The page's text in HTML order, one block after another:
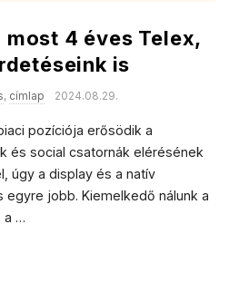
most 4 éves Telex,
is
, címlap 2024.08.29.
pozíciója erősödik a
és social csatornák elérésének
úgy a display és a natív
jobb. Kiemelkedő nálunk a
a …